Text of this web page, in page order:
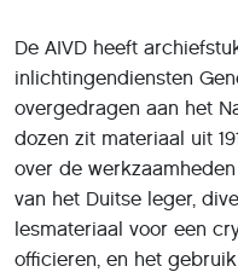
De AIVD heeft
inlichtingendiensten
overgedragen aan het
dozen zit materiaal uit
over de
van het Duitse leger,
lesmateriaal voor een
officieren, en het